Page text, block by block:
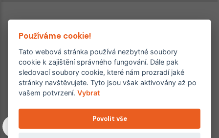
Ordinace roku
Rehabilitační ordinace
2. místo – 2017/2019
Copyright © 2011–2026 FYZIOklinika s.r.o.
Machkova 1642/2, Praha 4, Jižní Město – Chodov
Používáme cookie!
Tato webová stránka používá nezbytné soubory
cookie k zajištění správného fungování. Dále pak
sledovací soubory cookie, které nám prozradí jaké
stránky navštěvujete. Tyto jsou však aktivovány až po
vašem potvrzení.Vybrat
Povolit vše